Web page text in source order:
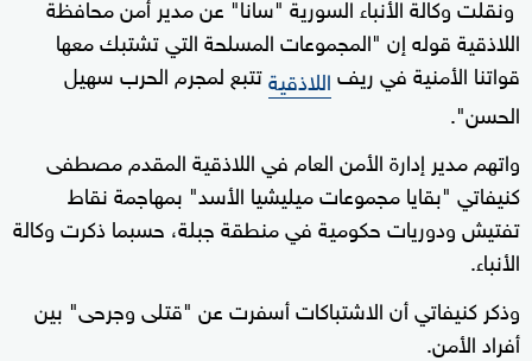
اللاذقية قوله إن "المجموعات المسلحة التي تشتبك معها
قواتنا الأمنية في ريفاللاذقيةتتبع لمجرم الحرب سهيل
الحسن".
واتهم مدير إدارة الأمن العام في اللاذقية المقدم مصطفى
كنيفاتي "بقايا مجموعات ميليشيا الأسد" بمهاجمة نقاط
تفتيش ودوريات حكومية في منطقة جبلة، حسبما ذكرت وكالة
الأنباء.
وذكر كنيفاتي أن الاشتباكات أسفرت عن "قتلى وجرحى" بين
أفراد الأمن.